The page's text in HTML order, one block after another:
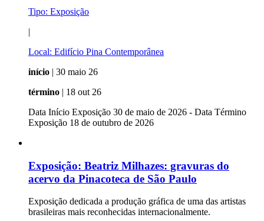
Tipo: Exposição
|
Local: Edifício Pina Contemporânea
início | 30 maio 26
término | 18 out 26
Data Início Exposição 30 de maio de 2026 - Data Término
Exposição 18 de outubro de 2026
Exposição: Beatriz Milhazes: gravuras do
acervo da Pinacoteca de São Paulo
Exposição dedicada a produção gráfica de uma das artistas
brasileiras mais reconhecidas internacionalmente.